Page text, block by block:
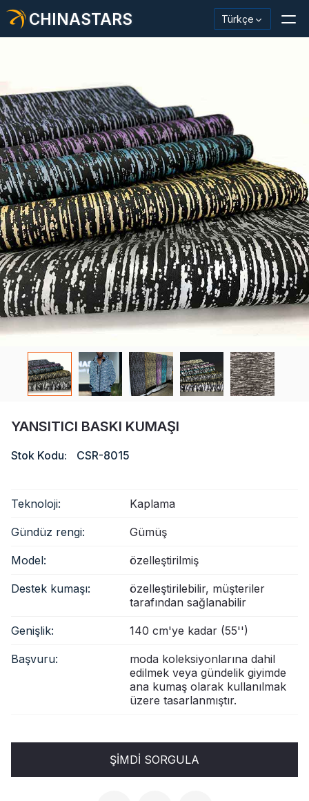
CHINASTARS Türkçe
Yansıtıcı Malzeme / Bant
Moda Yansıtıcı Kumaş
Güvenlik Kıyafetleri
Karanlıkta Parlayan Malzeme
Endüstriyel Yıkama Trimi
CHINASTARS Hakkında
Yeni ürün
Sertifika
Video
YANSITICI BASKI KUMAŞI
Stok Kodu: CSR-8015
Teknoloji: Kaplama
Gündüz rengi: Gümüş
Model: özelleştirilmiş
Destek kumaşı:
özelleştirilebilir, müşteriler
tarafından sağlanabilir
Genişlik: 140 cm'ye kadar (55'')
Başvuru:
moda koleksiyonlarına dahil
edilmek veya gündelik giyimde
ana kumaş olarak kullanılmak
üzere tasarlanmıştır.
ŞIMDI SORGULA